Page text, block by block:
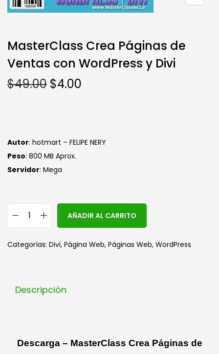
MasterClass Crea Páginas de
Ventas con WordPress y Divi
$49.00 $4.00
Autor: hotmart – FELIPE NERY
Peso: 800 MB Aprox.
Servidor: Mega
AÑADIR AL CARRITO
e
Categorías: Divi, Página Web, Páginas Web, WordPress
Descripción
Descarga – MasterClass Crea Páginas de